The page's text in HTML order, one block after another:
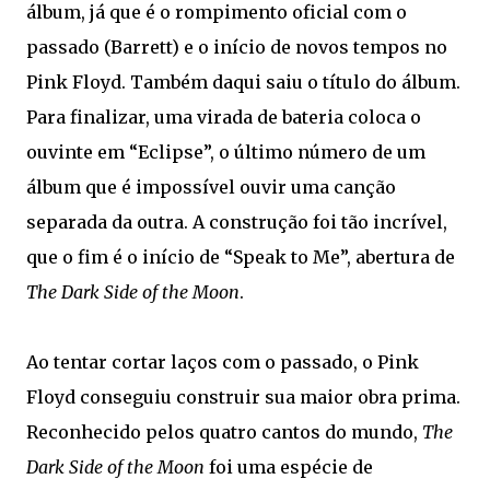
álbum, já que é o rompimento oficial com o
passado (Barrett) e o início de novos tempos no
Pink Floyd. Também daqui saiu o título do álbum.
Para finalizar, uma virada de bateria coloca o
ouvinte em “Eclipse”, o último número de um
álbum que é impossível ouvir uma canção
separada da outra. A construção foi tão incrível,
que o fim é o início de “Speak to Me”, abertura de
The Dark Side of the Moon.
Ao tentar cortar laços com o passado, o Pink
Floyd conseguiu construir sua maior obra prima.
Reconhecido pelos quatro cantos do mundo, The
Dark Side of the Moon foi uma espécie de